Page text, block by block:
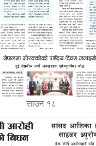
साउन १८